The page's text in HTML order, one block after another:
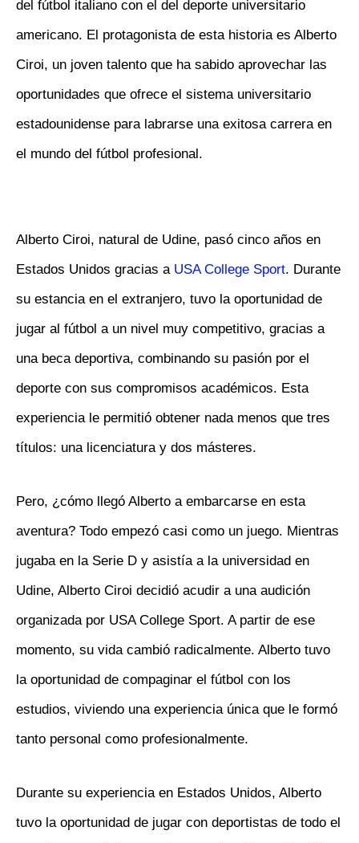
del fútbol italiano con el del deporte universitario
americano. El protagonista de esta historia es Alberto
Ciroi, un joven talento que ha sabido aprovechar las
oportunidades que ofrece el sistema universitario
estadounidense para labrarse una exitosa carrera en
el mundo del fútbol profesional.
Alberto Ciroi, natural de Udine, pasó cinco años en
Estados Unidos gracias a USA College Sport. Durante
su estancia en el extranjero, tuvo la oportunidad de
jugar al fútbol a un nivel muy competitivo, gracias a
una beca deportiva, combinando su pasión por el
deporte con sus compromisos académicos. Esta
experiencia le permitió obtener nada menos que tres
títulos: una licenciatura y dos másteres.
Pero, ¿cómo llegó Alberto a embarcarse en esta
aventura? Todo empezó casi como un juego. Mientras
jugaba en la Serie D y asistía a la universidad en
Udine, Alberto Ciroi decidió acudir a una audición
organizada por USA College Sport. A partir de ese
momento, su vida cambió radicalmente. Alberto tuvo
la oportunidad de compaginar el fútbol con los
estudios, viviendo una experiencia única que le formó
tanto personal como profesionalmente.
Durante su experiencia en Estados Unidos, Alberto
tuvo la oportunidad de jugar con deportistas de todo el